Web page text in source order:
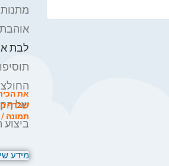
לבת
של
את
שבדף
תמונה /
מידע